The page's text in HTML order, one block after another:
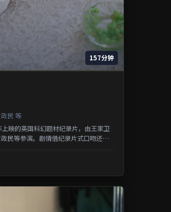
157分钟
民 等
上映的英国科幻题材纪录片，由王家卫
民等参演。剧情借纪录片式口吻还原